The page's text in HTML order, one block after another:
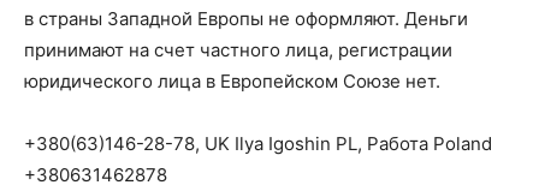
в страны Западной Европы не оформляют. Деньги
принимают на счет частного лица, регистрации
юридического лица в Европейском Союзе нет.
+380(63)146-28-78, UK Ilya Igoshin PL, Работа Poland
+380631462878